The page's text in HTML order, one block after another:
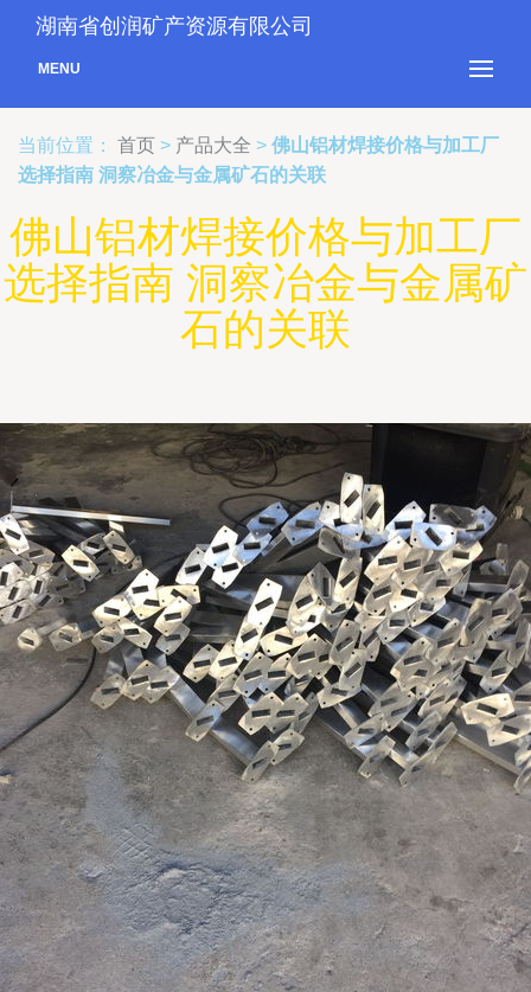
湖南省创润矿产资源有限公司
MENU
当前位置： 首页 > 产品大全 > 佛山铝材焊接价格与加工厂
选择指南 洞察冶金与金属矿石的关联
佛山铝材焊接价格与加工厂
选择指南 洞察冶金与金属矿
石的关联